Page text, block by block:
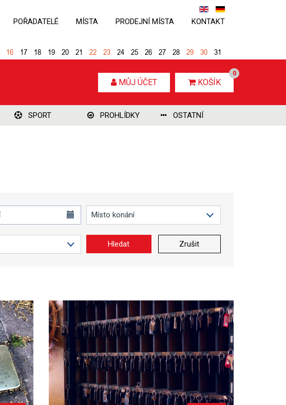
POŘADATELÉ MÍSTA PRODEJNÍ MÍSTA KONTAKT
MŮJ ÚČET KOŠÍK
0
16 17 18 19 20 21 22 23 24 25 26 27 28 29 30 31
SPORT PROHLÍDKY OSTATNÍ
Hledat Zrušit